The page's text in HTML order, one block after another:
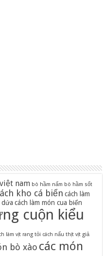
nam bò hầm nấm bò hầm sốt
kho cá biển cách làm
dứa cách làm món cua biển
cuộn kiểu
làm vịt rang tỏi cách nấu thịt vịt giả
bò xào các món